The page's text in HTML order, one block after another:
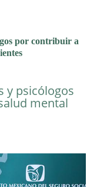
por contribuir a
y psicólogos
mental